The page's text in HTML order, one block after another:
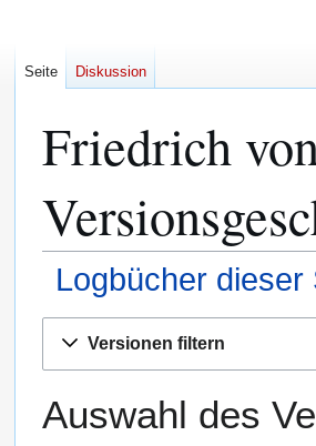
Friedrich
Logbücher dieser
Navigation
Suche
Versionen filtern
Auswahl des
Seite Diskussion